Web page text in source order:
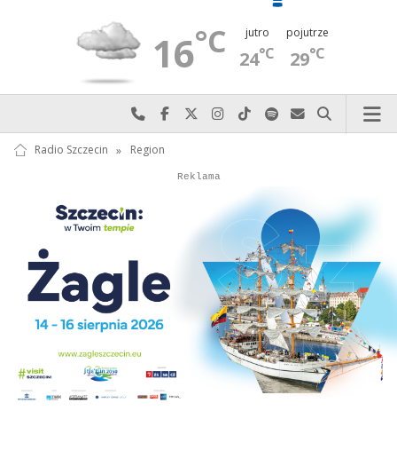
16°C jutro
24°C
pojutrze
29°C
Najlepiej po prostu do nas zadzwoń
Odwiedź nas na Facebook-u
Odwiedź nas na X
Odwiedź nas na Instagram-ie
Odwiedź nas na TikTok-u
Szukaj nas na Spotify
Wyślij do nas
Szukaj
Radio Szczecin » Region
Autopromocja
Reklama
Autopromocja